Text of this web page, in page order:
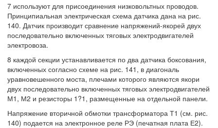
7 используют для присоединения низковольтных проводов.
Принципиальная электрическая схема датчика дана на рис.
140. Датчик производит сравнение напряжений-якорей двух
последовательно включенных тяговых электродвигателей
электровоза.
8 каждой секции устанавливается по два датчика боксования,
включенных согласно схеме на рис. 141, в диагональ
уравновешенного моста, плечами которого являются якори
двух последовательно включенных тяговых электродвигателей
М1, М2 и резисторы 1?1, размещенные на отдельной панели.
Напряжение вторичной обмотки трансформатора Т1 (см. рис.
140) подается на электронное реле РЭ (печатная плата Е2).